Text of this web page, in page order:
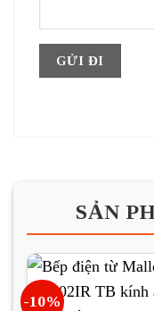
SẢN
-10%